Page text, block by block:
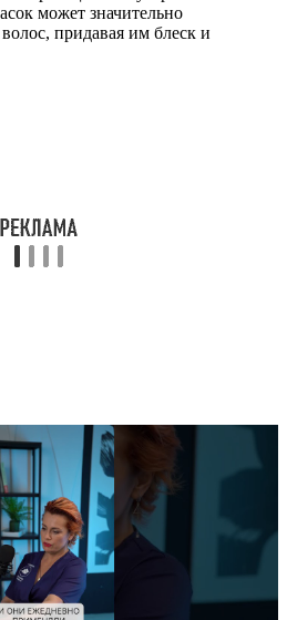
может значительно
придавая им блеск и